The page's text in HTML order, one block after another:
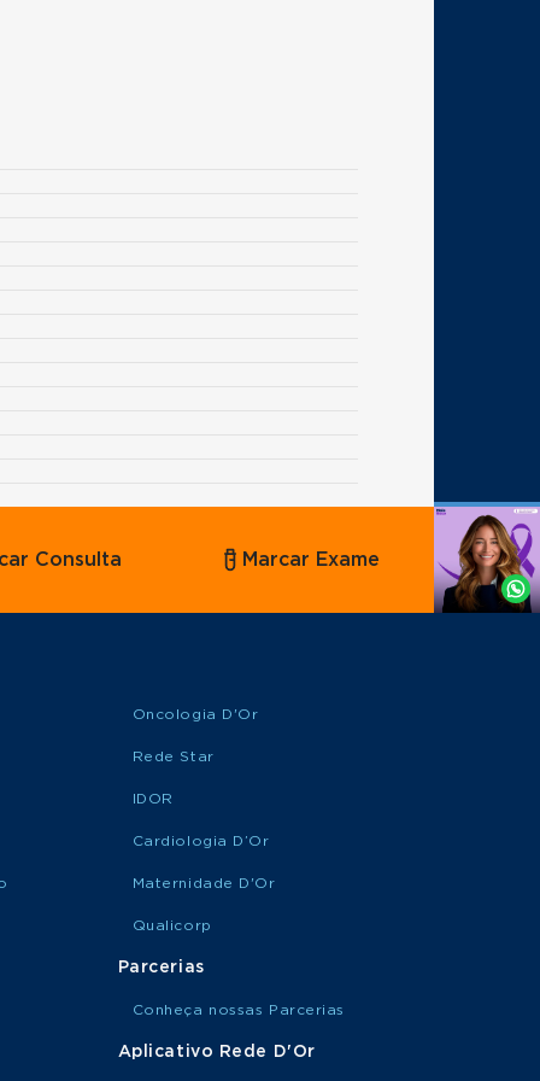
Agende
Whatsapp
Consulta Marcar Exame
Oncologia D'Or
Rede Star
IDOR
Cardiologia D’Or
Maternidade D'Or
Qualicorp
Parcerias
Conheça nossas Parcerias
Aplicativo Rede D'Or